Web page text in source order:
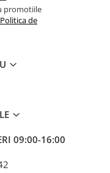
promotiile
Politica de
09:00-16:00